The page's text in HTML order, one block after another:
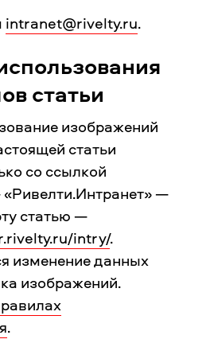
intranet@rivelty.ru.
статьи
изображений
статьи
со ссылкой
—
статью —
intry/.
изменение данных
изображений.
.